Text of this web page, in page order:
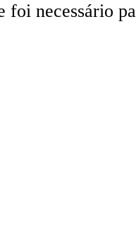
foi necessário